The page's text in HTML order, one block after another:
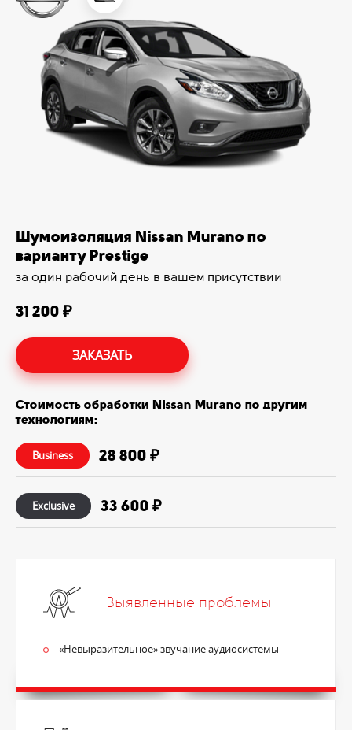
Шумоизоляция Nissan Murano по
варианту Prestige
за один рабочий день в вашем присутствии
31 200 ₽
ЗАКАЗАТЬ
Стоимость обработки Nissan Murano по другим
технологиям:
Business 28 800 ₽
Exclusive 33 600 ₽
Выявленные проблемы
«Невыразительное» звучание аудиосистемы